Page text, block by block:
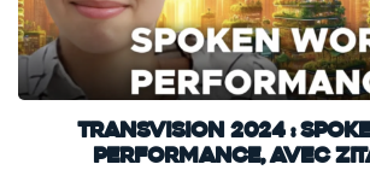
TransVision 2024 :
performance, avec